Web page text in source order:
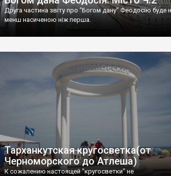
Друга частина звіту про "Богом дану" Феодосію буде
менш насиченою ніж перша.
Тарханкутская кругосветка(от
Черноморского до Атлеша)
К сожалению настоящей "кругосветки" не